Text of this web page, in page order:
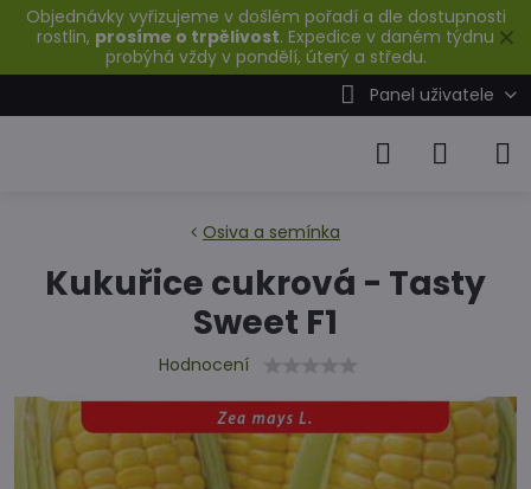
✕
Objednávky vyřizujeme v došlém pořadí a dle dostupnosti
rostlin, prosíme o trpělivost. Expedice v daném týdnu
probýhá vždy v pondělí, úterý a středu.
Panel uživatele
Osiva a semínka
Kukuřice cukrová - Tasty
Sweet F1
Hodnocení